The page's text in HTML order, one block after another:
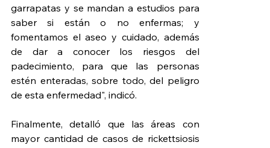
garrapatas y se mandan a estudios para
saber si están o no enfermas; y
fomentamos el aseo y cuidado, además
de dar a conocer los riesgos del
padecimiento, para que las personas
estén enteradas, sobre todo, del peligro
de esta enfermedad", indicó.
Finalmente, detalló que las áreas con
mayor cantidad de casos de rickettsiosis